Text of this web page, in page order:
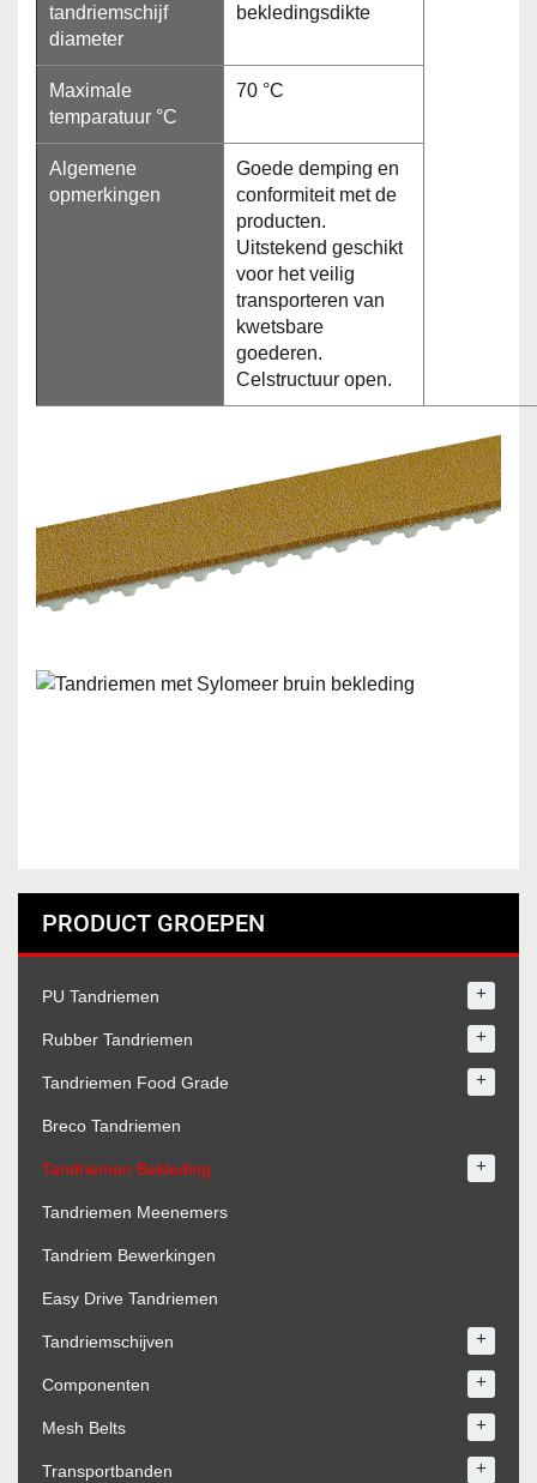
tandriemschijf
diameter
bekledingsdikte
Maximale
temparatuur °C
70 °C
Algemene
opmerkingen
Goede demping en
conformiteit met de
producten.
Uitstekend geschikt
voor het veilig
transporteren van
kwetsbare
goederen.
Celstructuur open.
PRODUCT GROEPEN
PU Tandriemen +
Rubber Tandriemen +
Tandriemen Food Grade +
Breco Tandriemen
Tandriemen Bekleding +
Tandriemen Meenemers
Tandriem Bewerkingen
Easy Drive Tandriemen
Tandriemschijven +
Componenten +
Mesh Belts +
Transportbanden +